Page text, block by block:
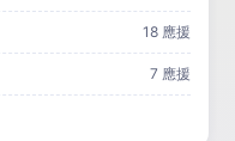
18 應援
7 應援